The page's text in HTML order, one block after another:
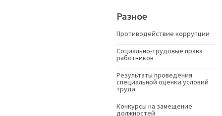
Разное
Противодействие коррупции
Социально-трудовые права
работников
Результаты проведения
специальной оценки условий
труда
Конкурсы на замещение
должностей